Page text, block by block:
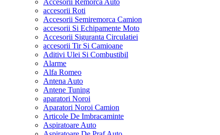
accesorii Roti
Accesorii Semiremorca Camion
accesorii Si Echipamente Moto
Accesorii Siguranta Circulatiei
accesorii Tir Si Camioane
Aditivi Ulei Si Combustibil
Alarme
Alfa Romeo
Antena Auto
Antene Tuning
aparatori Noroi
Aparatori Noroi Camion
Articole De Imbracaminte
Aspiratoare Auto